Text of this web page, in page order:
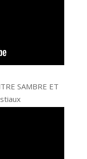
SAMBRE ET